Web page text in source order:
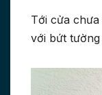
Tới cửa chưa
với bứt